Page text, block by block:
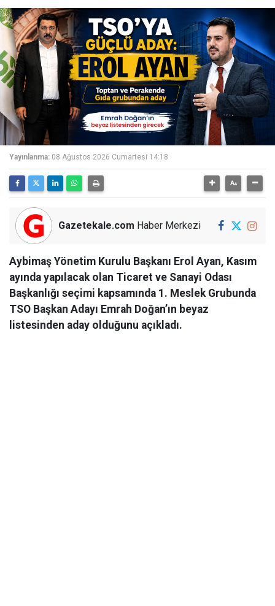
Yayınlanma: 08 Ağustos 2026 Cumartesi 14:18
Gazetekale.com Haber Merkezi
Aybimaş Yönetim Kurulu Başkanı Erol Ayan, Kasım
ayında yapılacak olan Ticaret ve Sanayi Odası
Başkanlığı seçimi kapsamında 1. Meslek Grubunda
TSO Başkan Adayı Emrah Doğan’ın beyaz
listesinden aday olduğunu açıkladı.